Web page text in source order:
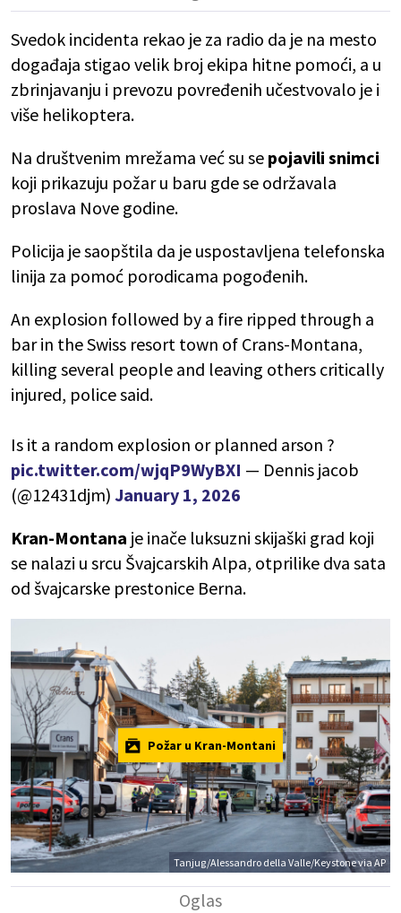
Svedok incidenta rekao je za radio da je na mesto
događaja stigao velik broj ekipa hitne pomoći, a u
zbrinjavanju i prevozu povređenih učestvovalo je i
više helikoptera.
Na društvenim mrežama već su se pojavili snimci
koji prikazuju požar u baru gde se održavala
proslava Nove godine.
Policija je saopštila da je uspostavljena telefonska
linija za pomoć porodicama pogođenih.
An explosion followed by a fire ripped through a
bar in the Swiss resort town of Crans-Montana,
killing several people and leaving others critically
injured, police said.
Is it a random explosion or planned arson ?
pic.twitter.com/wjqP9WyBXI — Dennis jacob
(@12431djm) January 1, 2026
Kran-Montana je inače luksuzni skijaški grad koji
se nalazi u srcu Švajcarskih Alpa, otprilike dva sata
od švajcarske prestonice Berna.
Tanjug/Alessandro della Valle/Keystone via AP
Požar u Kran-Montani